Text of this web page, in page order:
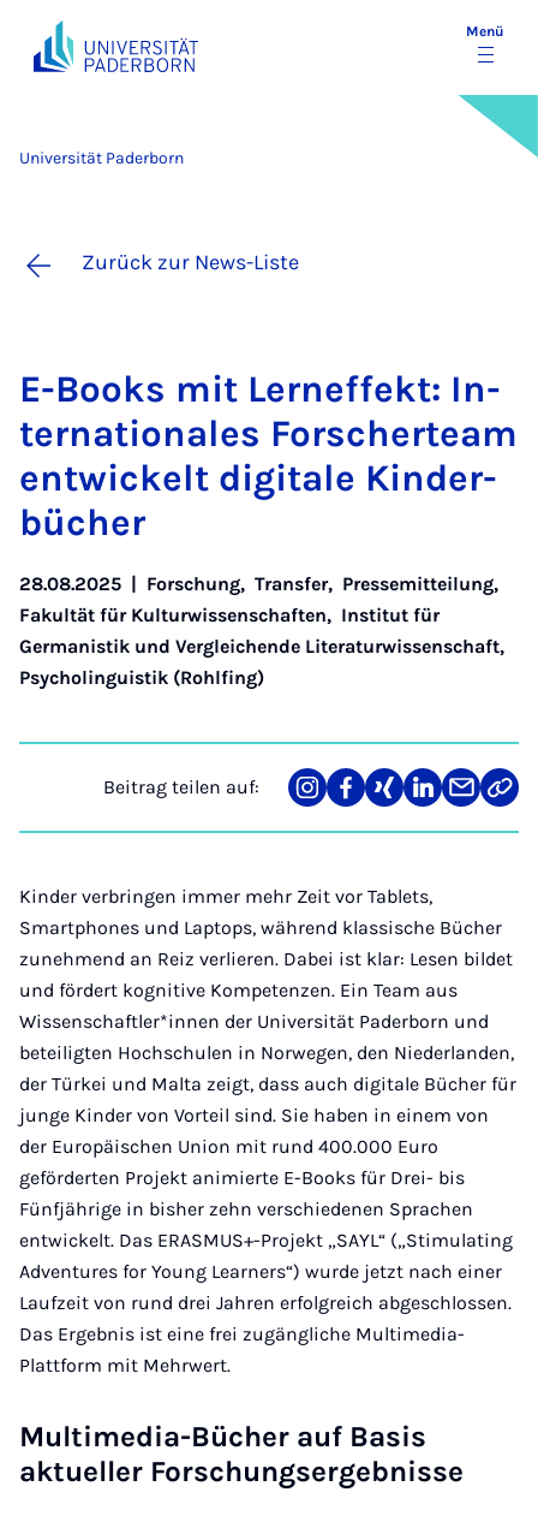
Menü
Universität Paderborn
Zurück zur News-Liste
E-Books mit Ler­n­ef­fekt: In­
ter­na­ti­o­na­les For­scher­team
ent­wi­ckelt di­gi­ta­le Kin­der­
bü­cher
28.08.2025 | Forschung, Transfer, Pressemitteilung,
Fakultät für Kulturwissenschaften, Institut für
Germanistik und Vergleichende Literaturwissenschaft,
Psycholinguistik (Rohlfing)
Beitrag teilen auf:
Teilen
auf
Teilen
auf
Teilen
auf
Teilen
auf
Teilen
über
Link
Kinder verbringen immer mehr Zeit vor Tablets,
Smartphones und Laptops, während klassische Bücher
zunehmend an Reiz verlieren. Dabei ist klar: Lesen bildet
und fördert kognitive Kompetenzen. Ein Team aus
Wissenschaftler*innen der Universität Paderborn und
beteiligten Hochschulen in Norwegen, den Niederlanden,
der Türkei und Malta zeigt, dass auch digitale Bücher für
junge Kinder von Vorteil sind. Sie haben in einem von
der Europäischen Union mit rund 400.000 Euro
geförderten Projekt animierte E-Books für Drei- bis
Fünfjährige in bisher zehn verschiedenen Sprachen
entwickelt. Das ERASMUS+-Projekt „SAYL“ („Stimulating
Adventures for Young Learners“) wurde jetzt nach einer
Laufzeit von rund drei Jahren erfolgreich abgeschlossen.
Das Ergebnis ist eine frei zugängliche Multimedia-
Plattform mit Mehrwert.
Multimedia-Bücher auf Basis
aktueller Forschungsergebnisse